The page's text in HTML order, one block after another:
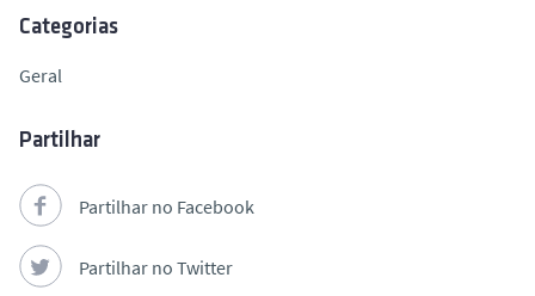
Categorias
Geral
Partilhar
Partilhar no Facebook
Partilhar no Twitter